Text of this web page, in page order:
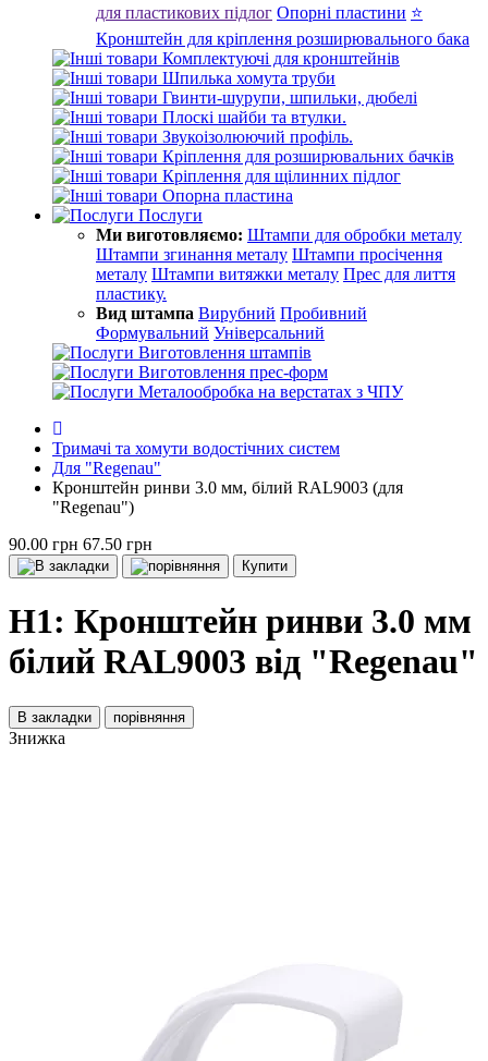
для пластикових підлог Опорні пластини ⭐
Кронштейн для кріплення розширювального бака
Комплектуючі для кронштейнів
Шпилька хомута труби
Гвинти-шурупи, шпильки, дюбелі
Плоскі шайби та втулки.
Звукоізолюючий профіль.
Кріплення для розширювальних бачків
Кріплення для щілинних підлог
Опорна пластина
Послуги
Ми виготовляємо: Штампи для обробки металу
Штампи згинання металу Штампи просічення
металу Штампи витяжки металу Прес для лиття
пластику.
Вид штампа Вирубний Пробивний
Формувальний Універсальний
Виготовлення штампів
Виготовлення прес-форм
Металообробка на верстатах з ЧПУ
Тримачі та хомути водостічних систем
Для "Regenau"
Кронштейн ринви 3.0 мм, білий RAL9003 (для
"Regenau")
90.00 грн 67.50 грн
Купити
H1: Кронштейн ринви 3.0 мм
білий RAL9003 від "Regenau"
В закладки порівняння
Знижка